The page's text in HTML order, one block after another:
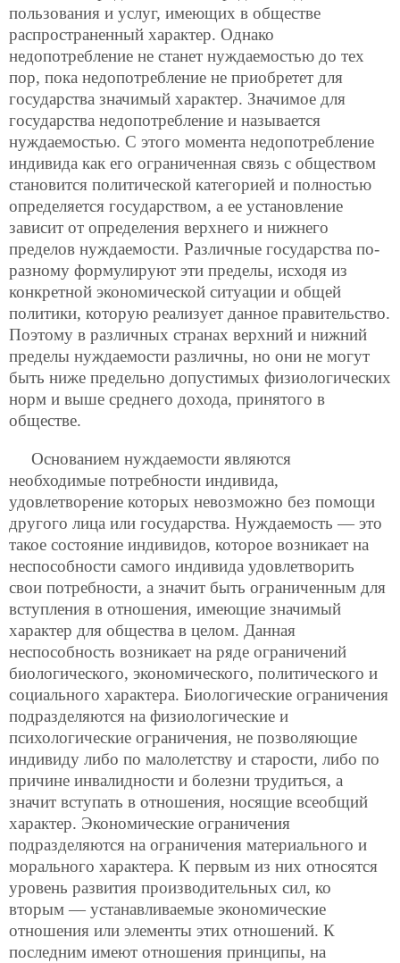
пользования и услуг, имеющих в обществе
распространенный характер. Однако
недопотребление не станет нуждаемостью до тех
пор, пока недопотребление не приобретет для
государства значимый характер. Значимое для
государства недопотребление и называется
нуждаемостью. С этого момента недопотребление
индивида как его ограниченная связь с обществом
становится политической категорией и полностью
определяется государством, а ее установление
зависит от определения верхнего и нижнего
пределов нуждаемости. Различные государства по-
разному формулируют эти пределы, исходя из
конкретной экономической ситуации и общей
политики, которую реализует данное правительство.
Поэтому в различных странах верхний и нижний
пределы нуждаемости различны, но они не могут
быть ниже предельно допустимых физиологических
норм и выше среднего дохода, принятого в
обществе.
Основанием нуждаемости являются
необходимые потребности индивида,
удовлетворение которых невозможно без помощи
другого лица или государства. Нуждаемость — это
такое состояние индивидов, которое возникает на
неспособности самого индивида удовлетворить
свои потребности, а значит быть ограниченным для
вступления в отношения, имеющие значимый
характер для общества в целом. Данная
неспособность возникает на ряде ограничений
биологического, экономического, политического и
социального характера. Биологические ограничения
подразделяются на физиологические и
психологические ограничения, не позволяющие
индивиду либо по малолетству и старости, либо по
причине инвалидности и болезни трудиться, а
значит вступать в отношения, носящие всеобщий
характер. Экономические ограничения
подразделяются на ограничения материального и
морального характера. К первым из них относятся
уровень развития производительных сил, ко
вторым — устанавливаемые экономические
отношения или элементы этих отношений. К
последним имеют отношения принципы, на